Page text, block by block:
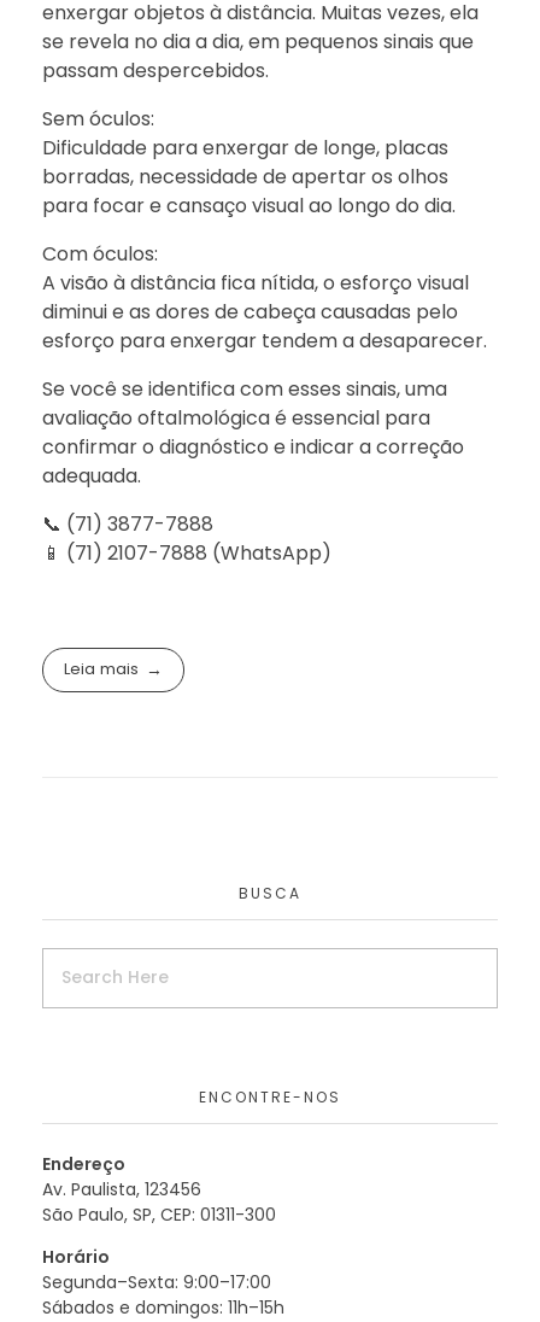
enxergar objetos à distância. Muitas vezes, ela
se revela no dia a dia, em pequenos sinais que
passam despercebidos.
Sem óculos:
Dificuldade para enxergar de longe, placas
borradas, necessidade de apertar os olhos
para focar e cansaço visual ao longo do dia.
Com óculos:
A visão à distância fica nítida, o esforço visual
diminui e as dores de cabeça causadas pelo
esforço para enxergar tendem a desaparecer.
Se você se identifica com esses sinais, uma
avaliação oftalmológica é essencial para
confirmar o diagnóstico e indicar a correção
adequada.
📞 (71) 3877-7888
📱 (71) 2107-7888 (WhatsApp)
Leia mais
BUSCA
ENCONTRE-NOS
Endereço
Av. Paulista, 123456
São Paulo, SP, CEP: 01311-300
Horário
Segunda–Sexta: 9:00–17:00
Sábados e domingos: 11h–15h